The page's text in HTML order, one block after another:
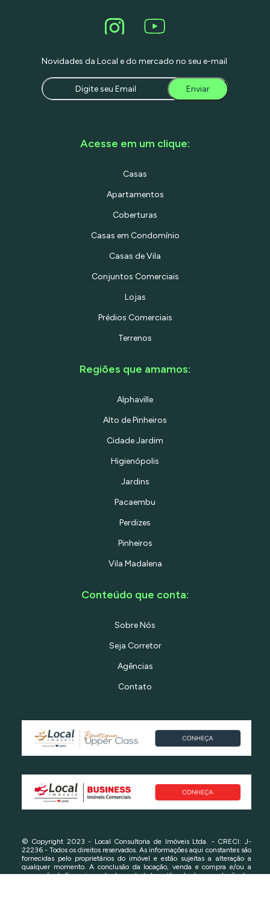
Novidades da Local e do mercado no seu e-mail
Enviar
Acesse em um clique:
Casas
Apartamentos
Coberturas
Casas em Condomínio
Casas de Vila
Conjuntos Comerciais
Lojas
Prédios Comerciais
Terrenos
Regiões que amamos:
Alphaville
Alto de Pinheiros
Cidade Jardim
Higienópolis
Jardins
Pacaembu
Perdizes
Pinheiros
Vila Madalena
Conteúdo que conta:
Sobre Nós
Seja Corretor
Agências
Contato
© Copyright 2023 - Local Consultoria de Imóveis Ltda. - CRECI: J-
22236 - Todos os direitos reservados. As informações aqui constantes são
fornecidas pelo proprietários do imóvel e estão sujeitas a alteração a
qualquer momento. A conclusão da locação, venda e compra e/ou a
concessão de financiamento dependerá da análise da documentação das